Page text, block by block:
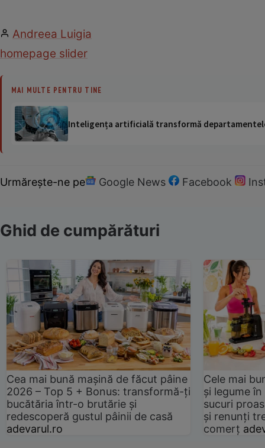
Andreea Luigia
homepage slider
MAI MULTE PENTRU TINE
Inteligența artificială transformă
Urmărește-ne pe Google News Facebook
Ghid de cumpărături
Cea mai bună mașină de făcut pâine
2026 – Top 5 + Bonus: transformă-ți
bucătăria într-o brutărie și
redescoperă gustul pâinii de casă
adevarul.ro
Cele mai
și legume
sucuri
și renunți
comerț